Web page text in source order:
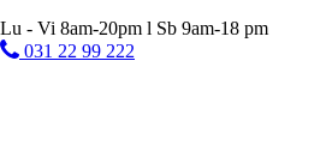
Lu - Vi 8am-20pm l Sb 9am-18 pm
031 22 99 222